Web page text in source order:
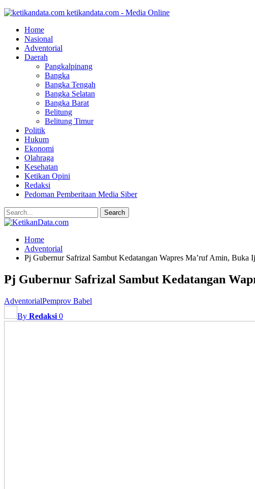
ketikandata.com - Media Online
Home
Nasional
Adventorial
Daerah
Pangkalpinang
Bangka
Bangka Tengah
Bangka Selatan
Bangka Barat
Belitung
Belitung Timur
Politik
Hukum
Ekonomi
Olahraga
Kesehatan
Ketikan Opini
Redaksi
Pedoman Pemberitaan Media Siber
Home
Adventorial
Pj Gubernur Safrizal Sambut Kedatangan Wapres Ma’ruf Amin, Buka
Pj Gubernur Safrizal Sambut Kedatangan
AdventorialPemprov Babel
By Redaksi 0